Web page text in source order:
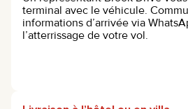
terminal avec le véhicule.
informations d’arrivée via
l’atterrissage de votre vol.